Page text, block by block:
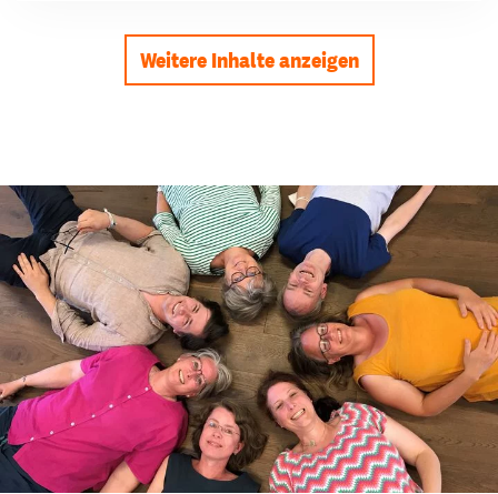
Weitere Inhalte anzeigen